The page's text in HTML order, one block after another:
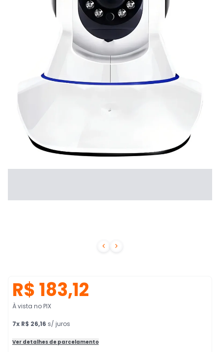
 
R$ 183,12
À vista no PIX
7x R$ 26,16 s/ juros
Ver detalhes de parcelamento